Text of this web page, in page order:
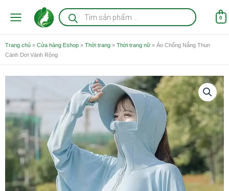
Tìm
kiếm
sản
0
Trang chủ » Cửa hàng Eshop » Thời trang » Thời trang nữ » Áo Chống Nắng Thun
Cánh Dơi Vành Rộng
Nắng
Thun
Cánh
Dơi
Vành
Rộng
lượng